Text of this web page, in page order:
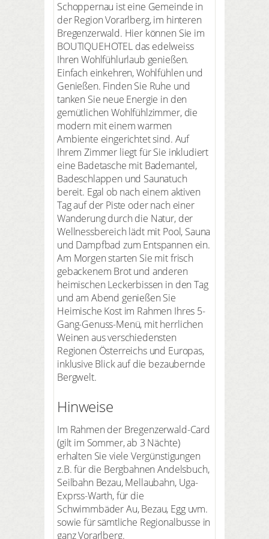
Schoppernau ist eine Gemeinde in
der Region Vorarlberg, im hinteren
Bregenzerwald. Hier können Sie im
BOUTIQUEHOTEL das edelweiss
Ihren Wohlfühlurlaub genießen.
Einfach einkehren, Wohlfühlen und
Genießen. Finden Sie Ruhe und
tanken Sie neue Energie in den
gemütlichen Wohlfühlzimmer, die
modern mit einem warmen
Ambiente eingerichtet sind. Auf
Ihrem Zimmer liegt für Sie inkludiert
eine Badetasche mit Bademantel,
Badeschlappen und Saunatuch
bereit. Egal ob nach einem aktiven
Tag auf der Piste oder nach einer
Wanderung durch die Natur, der
Wellnessbereich lädt mit Pool, Sauna
und Dampfbad zum Entspannen ein.
Am Morgen starten Sie mit frisch
gebackenem Brot und anderen
heimischen Leckerbissen in den Tag
und am Abend genießen Sie
Heimische Kost im Rahmen Ihres 5-
Gang-Genuss-Menü, mit herrlichen
Weinen aus verschiedensten
Regionen Österreichs und Europas,
inklusive Blick auf die bezaubernde
Bergwelt.
Hinweise
Im Rahmen der Bregenzerwald-Card
(gilt im Sommer, ab 3 Nächte)
erhalten Sie viele Vergünstigungen
z.B. für die Bergbahnen Andelsbuch,
Seilbahn Bezau, Mellaubahn, Uga-
Exprss-Warth, für die
Schwimmbäder Au, Bezau, Egg uvm.
sowie für sämtliche Regionalbusse in
ganz Vorarlberg.